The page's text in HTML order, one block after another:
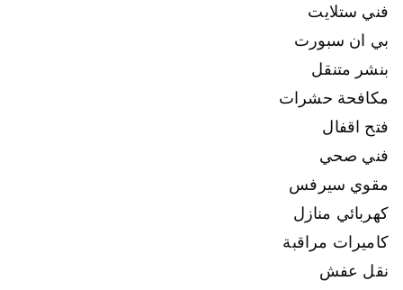
فني ستلايت
بي ان سبورت
بنشر متنقل
مكافحة حشرات
فتح اقفال
فني صحي
مقوي سيرفس
كهربائي منازل
كاميرات مراقبة
نقل عفش